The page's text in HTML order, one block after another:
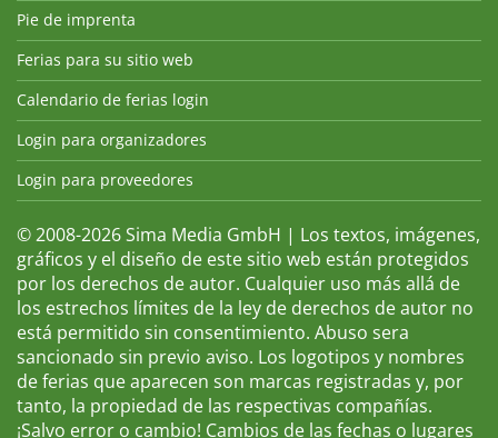
Pie de imprenta
Ferias para su sitio web
Calendario de ferias login
Login para organizadores
Login para proveedores
© 2008-2026 Sima Media GmbH | Los textos, imágenes,
gráficos y el diseño de este sitio web están protegidos
por los derechos de autor. Cualquier uso más allá de
los estrechos límites de la ley de derechos de autor no
está permitido sin consentimiento. Abuso sera
sancionado sin previo aviso. Los logotipos y nombres
de ferias que aparecen son marcas registradas y, por
tanto, la propiedad de las respectivas compañías.
¡Salvo error o cambio! Cambios de las fechas o lugares